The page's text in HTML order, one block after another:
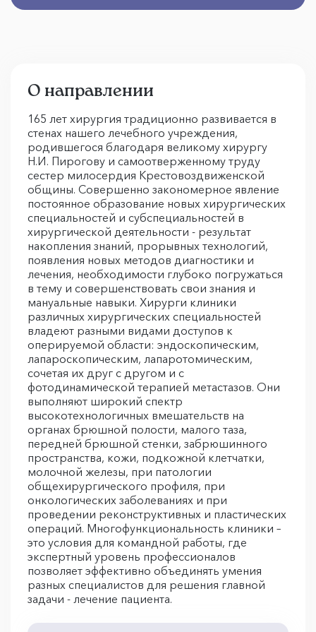
О направлении
165 лет хирургия традиционно развивается в
стенах нашего лечебного учреждения,
родившегося благодаря великому хирургу
Н.И. Пирогову и самоотверженному труду
сестер милосердия Крестовоздвиженской
общины. Совершенно закономерное явление
постоянное образование новых хирургических
специальностей и субспециальностей в
хирургической деятельности - результат
накопления знаний, прорывных технологий,
появления новых методов диагностики и
лечения, необходимости глубоко погружаться
в тему и совершенствовать свои знания и
мануальные навыки. Хирурги клиники
различных хирургических специальностей
владеют разными видами доступов к
оперируемой области: эндоскопическим,
лапароскопическим, лапаротомическим,
сочетая их друг с другом и с
фотодинамической терапией метастазов. Они
выполняют широкий спектр
высокотехнологичных вмешательств на
органах брюшной полости, малого таза,
передней брюшной стенки, забрюшинного
пространства, кожи, подкожной клетчатки,
молочной железы, при патологии
общехирургического профиля, при
онкологических заболеваниях и при
проведении реконструктивных и пластических
операций. Многофункциональность клиники –
это условия для командной работы, где
экспертный уровень профессионалов
позволяет эффективно объединять умения
разных специалистов для решения главной
задачи - лечение пациента.